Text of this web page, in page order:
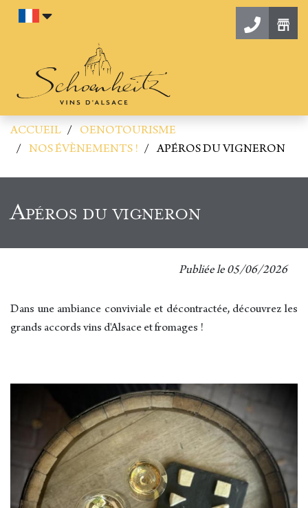
Aller au contenu
ACCUEIL
OENOTOURISME
NOS ÉVÈNEMENTS !
APÉROS DU VIGNERON
Apéros du vigneron
Publiée le 05/06/2026
Dans une ambiance conviviale et décontractée, découvrez les
grands accords vins d'Alsace et fromages !